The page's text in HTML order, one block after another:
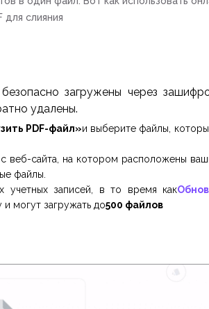
слияния
загружены через
удалены.
PDF-файл»и выберите файлы,
веб-сайта, на котором расположены
файлы.
учетных записей, в то время как
могут загружать до500 файлов